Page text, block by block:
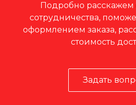
Подробно расскажем
сотрудничества,
оформлением заказа,
стоимость
Задать